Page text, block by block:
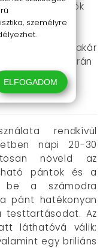
így ideális nők
viselet a
közben, de akár
során
rendkívül
napi 20-30
növeld az
pántok és a
be a számodra
pánt hatékonyan
testtartásodat. Az
láthatóvá válik:
egy briliáns
személyre
ELFOGADOM